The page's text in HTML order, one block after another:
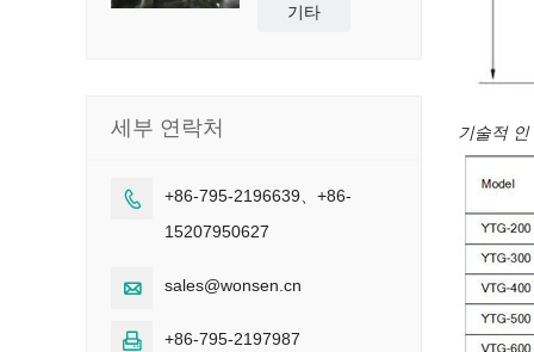
기술적
기타
세부 연락처

+86-795-2196639、+86-
15207950627
 sales@wonsen.cn
 +86-795-2197987